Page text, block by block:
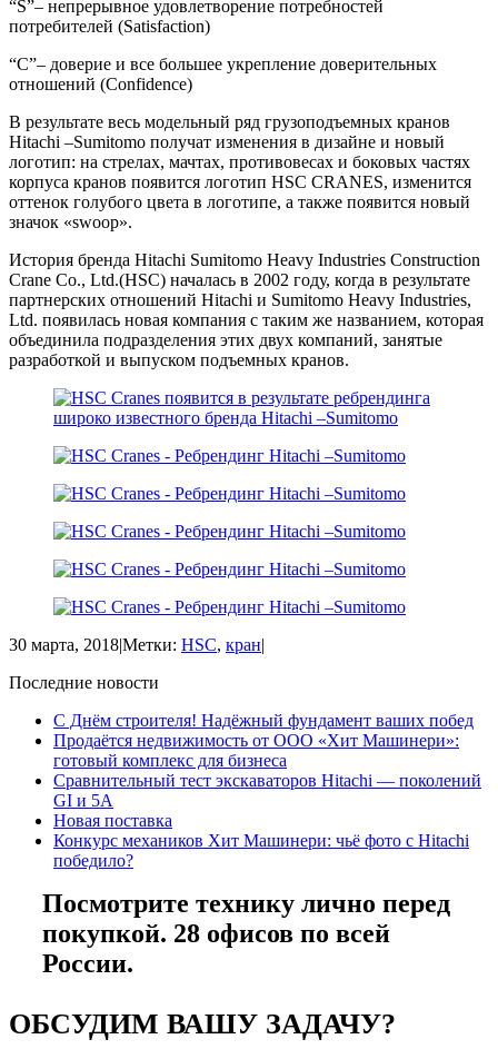
“S”– непрерывное удовлетворение потребностей
потребителей (Satisfaction)
“C”– доверие и все большее укрепление доверительных
отношений (Confidence)
В результате весь модельный ряд грузоподъемных кранов
Hitachi –Sumitomo получат изменения в дизайне и новый
логотип: на стрелах, мачтах, противовесах и боковых частях
корпуса кранов появится логотип HSC CRANES, изменится
оттенок голубого цвета в логотипе, а также появится новый
значок «swoop».
История бренда Hitachi Sumitomo Heavy Industries Construction
Crane Co., Ltd.(HSC) началась в 2002 году, когда в результате
партнерских отношений Hitachi и Sumitomo Heavy Industries,
Ltd. появилась новая компания с таким же названием, которая
объединила подразделения этих двух компаний, занятые
разработкой и выпуском подъемных кранов.
30 марта, 2018|Метки: HSC, кран|
Последние новости
С Днём строителя! Надёжный фундамент ваших побед
Продаётся недвижимость от ООО «Хит Машинери»:
готовый комплекс для бизнеса
Сравнительный тест экскаваторов Hitachi — поколений
GI и 5A
Новая поставка
Конкурс механиков Хит Машинери: чьё фото с Hitachi
победило?
Посмотрите технику лично перед
покупкой. 28 офисов по всей
России.
ОБСУДИМ ВАШУ ЗАДАЧУ?